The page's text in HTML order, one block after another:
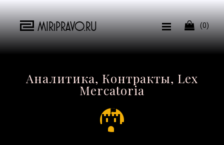
MIRiPRAVO.RU  (0)
Аналитика, Контракты, Lex
Mercatoria